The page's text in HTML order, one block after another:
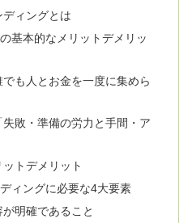
ィングとは
基本的なメリットデメリッ
も人とお金を一度に集めら
敗・準備の労力と手間・ア
トデメリット
ィングに必要な4大要素
明確であること